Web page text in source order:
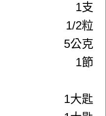
1支
1/2粒
5公克
1節
1大匙